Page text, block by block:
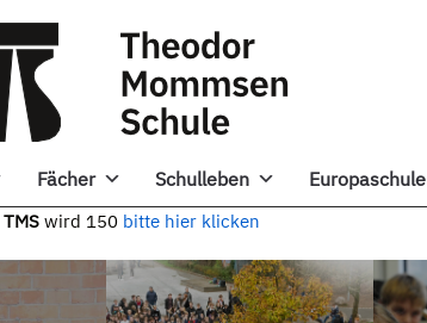
Fächer Schulleben Europaschule
TMS wird 150 bitte hier klicken